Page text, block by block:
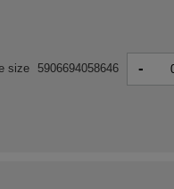
size 5906694058646 -